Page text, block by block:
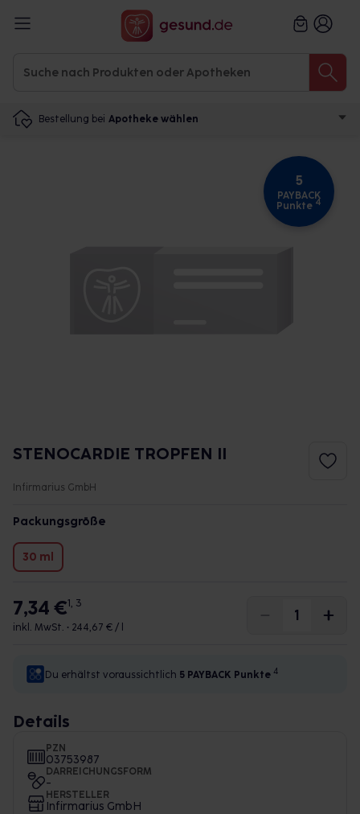
Bestellung bei Apotheke wählen
5
PAYBACK
Punkte 4
STENOCARDIE TROPFEN II
Infirmarius GmbH
Packungsgröße
30 ml
7,34 €1, 3
inkl. MwSt. • 244,67 € / l
Du erhältst voraussichtlich 5 PAYBACK Punkte 4
Details
PZN
03753987
DARREICHUNGSFORM
-
HERSTELLER
Infirmarius GmbH